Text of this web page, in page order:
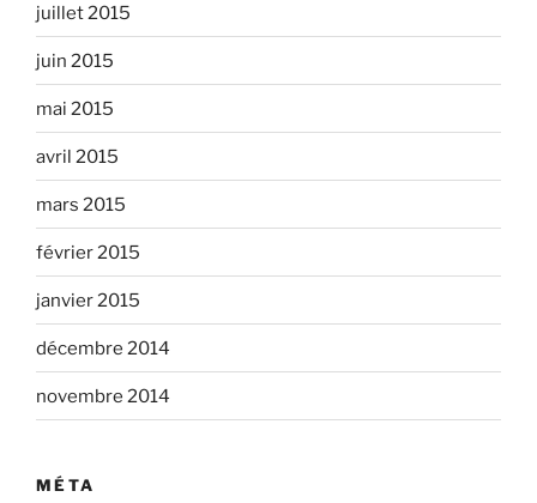
juillet 2015
juin 2015
mai 2015
avril 2015
mars 2015
février 2015
janvier 2015
décembre 2014
novembre 2014
MÉTA